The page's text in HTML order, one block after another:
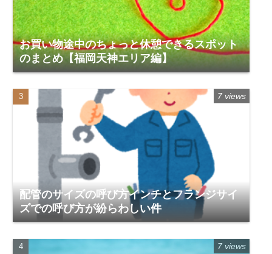
お買い物途中のちょっと休憩できるスポット
のまとめ【福岡天神エリア編】
配管のサイズの呼び方インチとフランジサイ
ズでの呼び方が紛らわしい件
7 views
7 views